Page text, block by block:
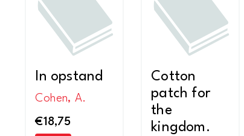
In opstand
Cohen, A.
€18,75
Cotton
patch for
the
kingdom.